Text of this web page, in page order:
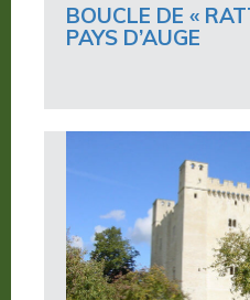
BOUCLE DE «
PAYS D’AUGE